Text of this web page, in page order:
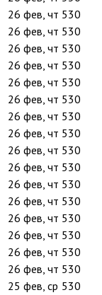
26 фев, чт 530
26 фев, чт 530
26 фев, чт 530
26 фев, чт 530
26 фев, чт 530
26 фев, чт 530
26 фев, чт 530
26 фев, чт 530
26 фев, чт 530
26 фев, чт 530
26 фев, чт 530
26 фев, чт 530
26 фев, чт 530
26 фев, чт 530
26 фев, чт 530
26 фев, чт 530
25 фев, ср 530